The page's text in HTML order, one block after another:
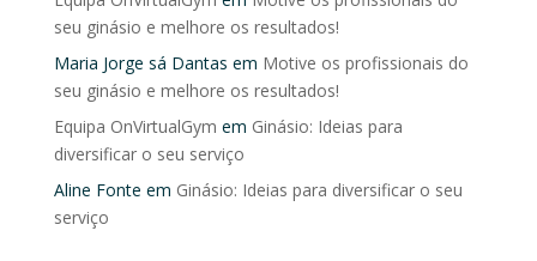
seu ginásio e melhore os resultados!
Maria Jorge sá Dantas em Motive os profissionais do
seu ginásio e melhore os resultados!
Equipa OnVirtualGym em Ginásio: Ideias para
diversificar o seu serviço
Aline Fonte em Ginásio: Ideias para diversificar o seu
serviço